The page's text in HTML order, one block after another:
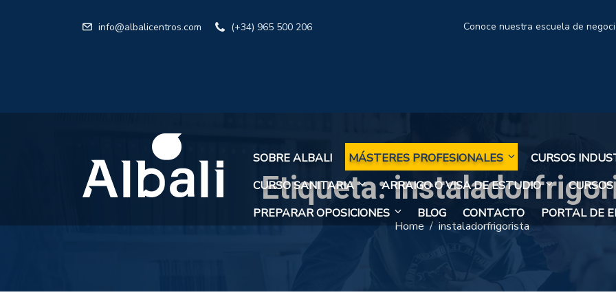
info@albalicentros.com (+34) 965 500 206
Conoce nuestra escuela de
SOBRE ALBALI MÁSTERES PROFESIONALES
CURSOS
CURSO SANITARIA
ARRAIGO O VISA DE ESTUDIO
PREPARAR OPOSICIONES
BLOG CONTACTO PORTAL DE
Etiqueta:
Home instaladorfrigorista